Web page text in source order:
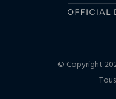
© Copyright